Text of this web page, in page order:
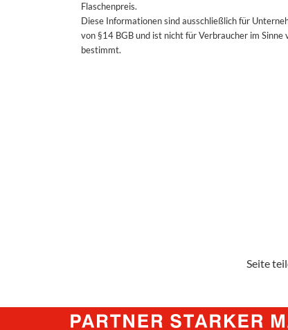
Flaschenpreis.
Diese Informationen sind ausschließlich für
von §14 BGB und ist nicht für Verbraucher im Sinne
bestimmt.
Seite